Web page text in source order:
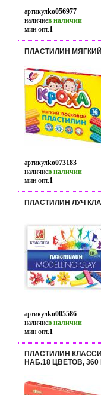
артикулko056977
наличиев наличии
мин опт.1
ПЛАСТИЛИН МЯГКИЙ
артикулko073183
наличиев наличии
мин опт.1
ПЛАСТИЛИН ЛУЧ
артикулko005586
наличиев наличии
мин опт.1
ПЛАСТИЛИН
НАБ.18 ЦВЕТОВ, 360